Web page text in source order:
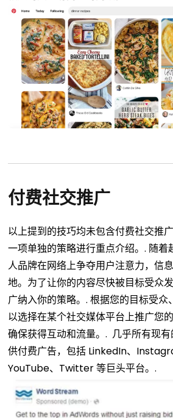
付费社交推广
以上提到的技巧均未包含付费社交推
一项单独的策略进行重点介绍。. 随着
人品牌在网络上争夺用户注意力，信
地。为了让你的内容尽快被目标受众
广纳入你的策略。. 根据您的目标受众
以选择在某个社交媒体平台上推广您
确保获得互动和流量。. 几乎所有现
供付费广告，包括 LinkedIn、
YouTube、Twitter 等巨头平台。.